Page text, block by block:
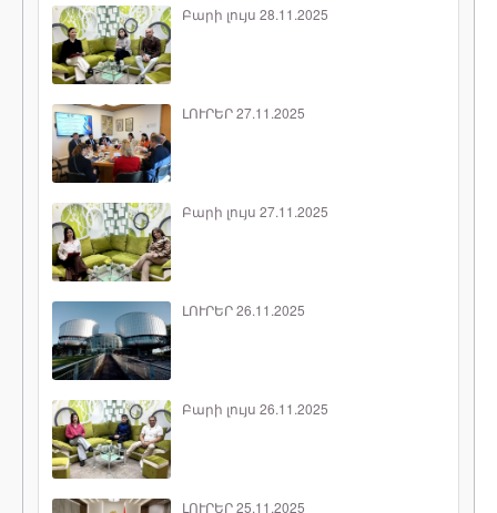
Բարի լույս 28.11.2025
ԼՈՒՐԵՐ 27.11.2025
Բարի լույս 27.11.2025
ԼՈՒՐԵՐ 26.11.2025
Բարի լույս 26.11.2025
ԼՈՒՐԵՐ 25.11.2025